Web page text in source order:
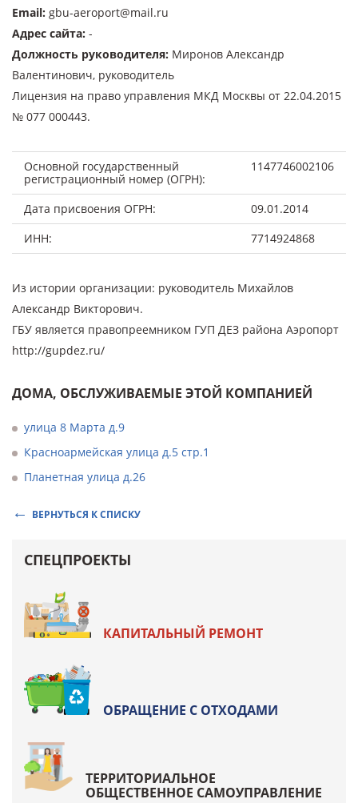
Email: gbu-aeroport@mail.ru
Адрес сайта: -
Должность руководителя: Миронов Александр
Валентинович, руководитель
Лицензия на право управления МКД Москвы от 22.04.2015
№ 077 000443.
Основной государственный
регистрационный номер (ОГРН):
1147746002106
Дата присвоения ОГРН:
09.01.2014
ИНН:
7714924868
Из истории организации: руководитель Михайлов
Александр Викторович.
ГБУ является правопреемником ГУП ДЕЗ района Аэропорт
http://gupdez.ru/
ДОМА, ОБСЛУЖИВАЕМЫЕ ЭТОЙ КОМПАНИЕЙ
улица 8 Марта д.9
Красноармейская улица д.5 стр.1
Планетная улица д.26
ВЕРНУТЬСЯ К СПИСКУ
СПЕЦПРОЕКТЫ
КАПИТАЛЬНЫЙ РЕМОНТ
ОБРАЩЕНИЕ С ОТХОДАМИ
ТЕРРИТОРИАЛЬНОЕ
ОБЩЕСТВЕННОЕ САМОУПРАВЛЕНИЕ